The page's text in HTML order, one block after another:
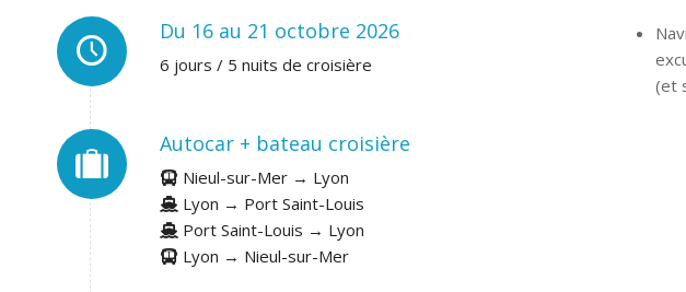
Du 16 au 21 octobre 2026
6 jours / 5 nuits de croisière
Autocar + bateau croisière
Nieul-sur-Mer → Lyon
Lyon → Port Saint-Louis
Port Saint-Louis → Lyon
Lyon → Nieul-sur-Mer
(et